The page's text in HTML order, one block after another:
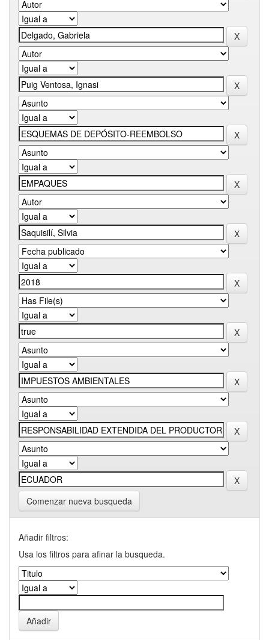
Comenzar nueva busqueda
Añadir filtros:
Usa los filtros para afinar la busqueda.